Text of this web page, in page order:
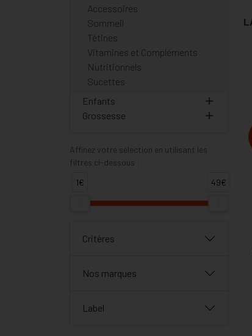
Accessoires
Sommeil
Tétines
Vitamines et Compléments
Nutritionnels
Sucettes
Enfants
Grossesse
Affinez votre sélection en utilisant les
filtres ci-dessous :
1€
49€
Critères
Nos marques
Label